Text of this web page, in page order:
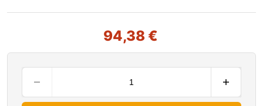
94,38 €